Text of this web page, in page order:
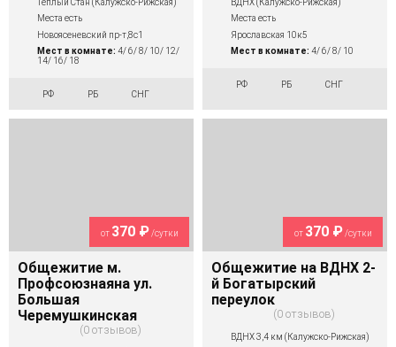
Тёплый Стан (Калужско-Рижская)
Места есть
Новоясеневский пр-т,8с1
Мест в комнате: 4/ 6/ 8/ 10/ 12/
14/ 16/ 18
РФ РБ СНГ
ВДНХ (Калужско-Рижская)
Места есть
Ярославская 10к5
Мест в комнате: 4/ 6/ 8/ 10
РФ РБ СНГ
от 370 ₽/сутки
Общежитие м.
Профсоюзнаяна ул.
Большая
Черемушкинская
0 отзывов
от 370 ₽/сутки
Общежитие на ВДНХ 2-
й Богатырский
переулок
0 отзывов
ВДНХ 3,4 км (Калужско-Рижская)